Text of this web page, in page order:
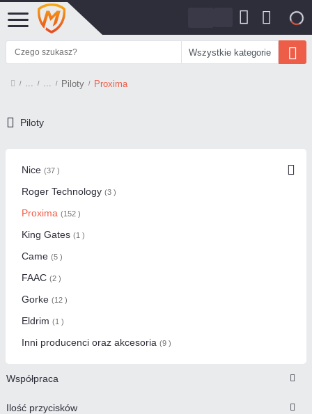
Wszystkie kategorie
Piloty Proxima
Piloty
Nice (37 )
Roger Technology (3 )
Proxima (152 )
King Gates (1 )
Came (5 )
FAAC (2 )
Gorke (12 )
Eldrim (1 )
Inni producenci oraz akcesoria (9 )
Współpraca
Ilość przycisków